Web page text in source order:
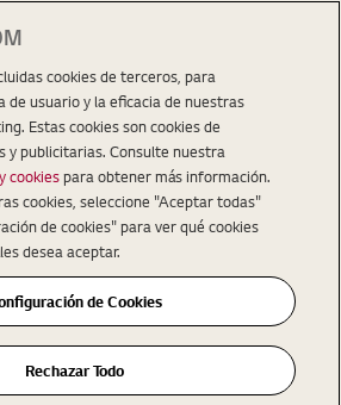
cookies de terceros, para
de usuario y la eficacia de nuestras
Estas cookies son cookies de
y publicitarias. Consulte nuestra
cookiespara obtener más información.
cookies, seleccione "Aceptar todas"
de cookies" para ver qué cookies
desea aceptar.
de Cookies
Rechazar Todo